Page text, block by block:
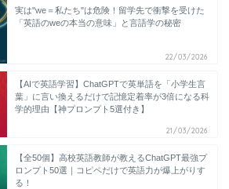
実は"we＝私たち"は危険！留学先で衝撃を受けた
「英語のweの本当の意味」と言語学の秘密
22/03/2026
【AIで英語学習】ChatGPTで英単語を「小学生言
葉」に言い換えるだけで記憶定着率が3倍になる科
学的理由【神プロンプト5選付き】
21/03/2026
【全50個】高校英語教師が教えるChatGPT最強プ
ロンプト50選｜コピペだけで英語力が爆上がりす
る！